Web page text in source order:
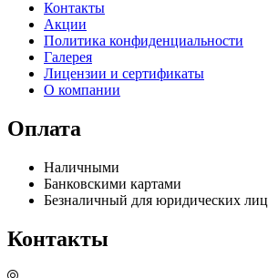
Контакты
Акции
Политика конфиденциальности
Галерея
Лицензии и сертификаты
О компании
Оплата
Наличными
Банковскими картами
Безналичный для юридических лиц
Контакты